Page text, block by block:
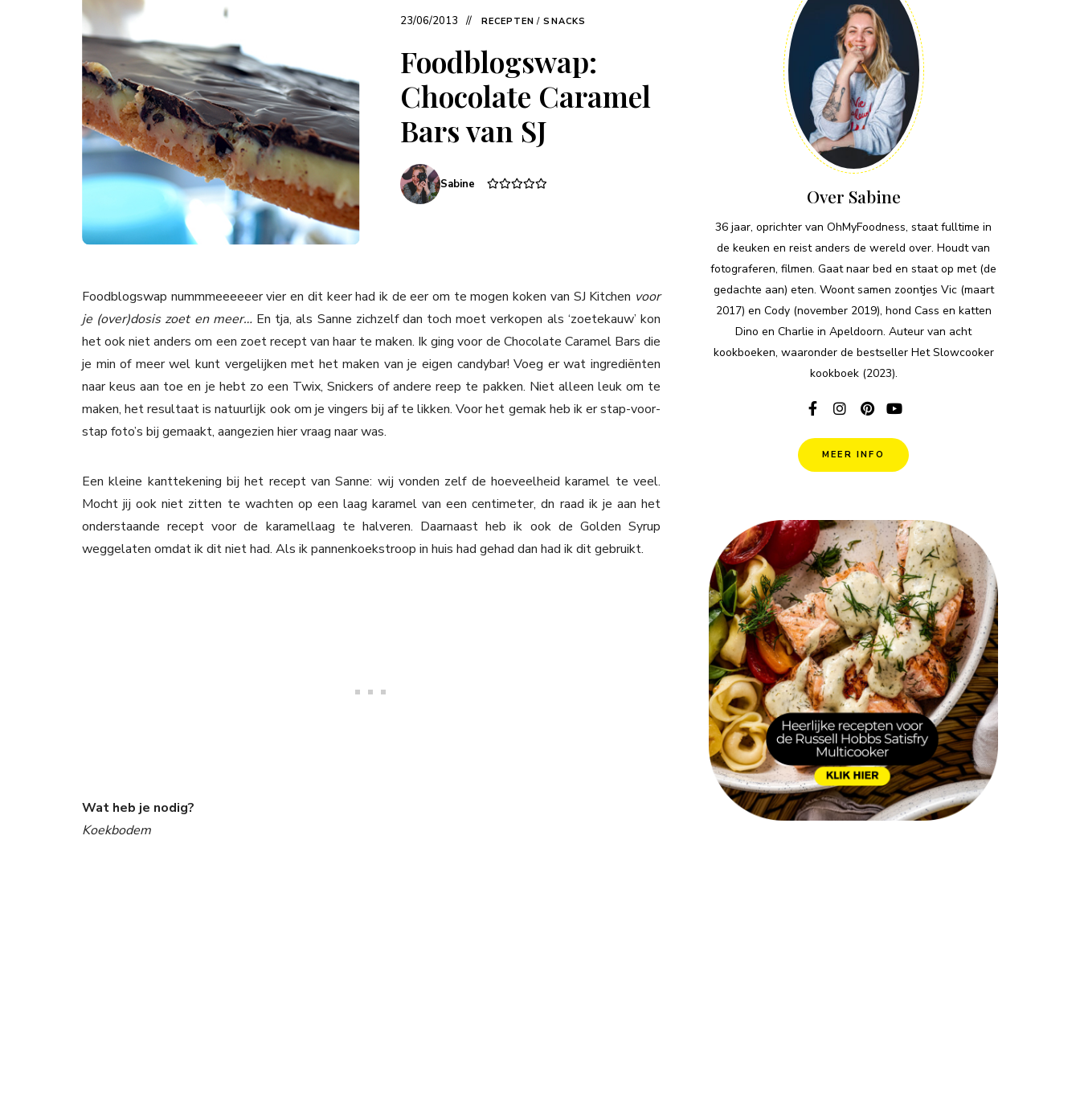
23/06/2013 RECEPTEN / SNACKS
Foodblogswap:
Chocolate Caramel
Bars van SJ
Sabine
Foodblogswap nummmeeeeeer vier en dit keer had ik de eer om te mogen koken van SJ Kitchen voor
je (over)dosis zoet en meer… En tja, als Sanne zichzelf dan toch moet verkopen als ‘zoetekauw’ kon
het ook niet anders om een zoet recept van haar te maken. Ik ging voor de Chocolate Caramel Bars die
je min of meer wel kunt vergelijken met het maken van je eigen candybar! Voeg er wat ingrediënten
naar keus aan toe en je hebt zo een Twix, Snickers of andere reep te pakken. Niet alleen leuk om te
maken, het resultaat is natuurlijk ook om je vingers bij af te likken. Voor het gemak heb ik er stap-voor-
stap foto’s bij gemaakt, aangezien hier vraag naar was.
Een kleine kanttekening bij het recept van Sanne: wij vonden zelf de hoeveelheid karamel te veel.
Mocht jij ook niet zitten te wachten op een laag karamel van een centimeter, dn raad ik je aan het
onderstaande recept voor de karamellaag te halveren. Daarnaast heb ik ook de Golden Syrup
weggelaten omdat ik dit niet had. Als ik pannenkoekstroop in huis had gehad dan had ik dit gebruikt.
Wat heb je nodig?
Koekbodem
Over Sabine
36 jaar, oprichter van OhMyFoodness, staat fulltime in
de keuken en reist anders de wereld over. Houdt van
fotograferen, filmen. Gaat naar bed en staat op met (de
gedachte aan) eten. Woont samen zoontjes Vic (maart
2017) en Cody (november 2019), hond Cass en katten
Dino en Charlie in Apeldoorn. Auteur van acht
kookboeken, waaronder de bestseller Het Slowcooker
kookboek (2023).
MEER INFO